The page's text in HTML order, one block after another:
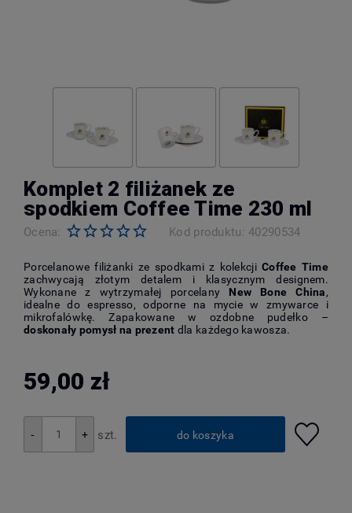
Komplet 2 filiżanek ze
spodkiem Coffee Time 230 ml
Ocena: Kod produktu: 40290534
Porcelanowe filiżanki ze spodkami z kolekcji Coffee Time
zachwycają złotym detalem i klasycznym designem.
Wykonane z wytrzymałej porcelany New Bone China,
idealne do espresso, odporne na mycie w zmywarce i
mikrofalówkę. Zapakowane w ozdobne pudełko –
doskonały pomysł na prezent dla każdego kawosza.
59,00 zł
+
- szt. do koszyka